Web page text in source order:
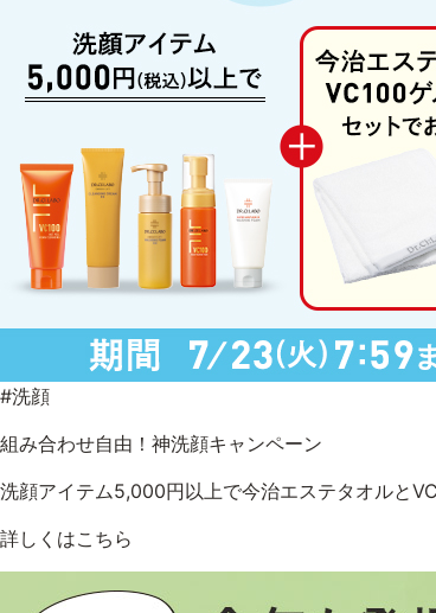
#洗顔
組み合わせ自由！神洗顔キャンペーン
洗顔アイテム5,000円以上で今治エステタオルと
詳しくはこちら